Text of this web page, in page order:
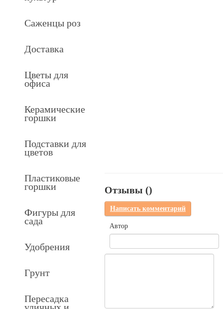
Саженцы роз
Доставка
Цветы для
офиса
Керамические
горшки
Подставки для
цветов
Пластиковые
горшки
Фигуры для
сада
Удобрения
Грунт
Пересадка
Отзывы ()
Написать комментарий
Автор